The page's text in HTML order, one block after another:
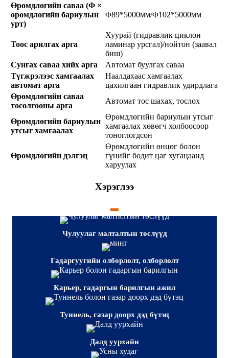
Өрөмдлөгийн саваа (Φ ×
өрөмдлөгийн бариулын
урт)
Φ89*5000мм/Φ102*5000мм
Тоос арилгах арга
Хуурай (гидравлик циклон
ламинар урсгал)/нойтон (заавал
биш)
Сунгах саваа хийх арга
Автомат буулгах саваа
Түгжрэлээс хамгаалах
автомат арга
Наалдахаас хамгаалах
цахилгаан гидравлик удирдлага
Өрөмдлөгийн саваа
тосолгооны арга
Автомат тос шахах, тослох
Өрөмдлөгийн бариулын
утсыг хамгаалах
Өрөмдлөгийн бариулын утсыг
хамгаалах хөвөгч холбоосоор
тоноглогдсон
Өрөмдлөгийн дэлгэц
Өрөмдлөгийн өнцөг болон
гүнийг бодит цаг хугацаанд
харуулах
Хэрэглээ
Чулуулаг малталтын төслүүд
Гадаргуугийн олборлолт, олборлолт
Карьер, гадаргын барилгын ажил
Туннель, газар доорх дэд бүтэц
Далд уурхайн